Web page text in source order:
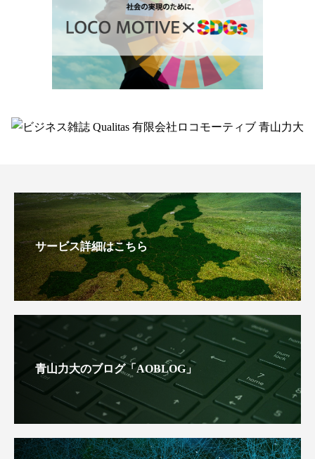
サービス詳細はこちら
青山力大のブログ「AOBLOG」